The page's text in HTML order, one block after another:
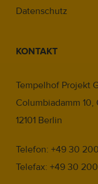
Datenschutz
KONTAKT
Tempelhof Projekt
Columbiadamm 10,
12101 Berlin
Telefon: +49 30
Telefax: +49 30